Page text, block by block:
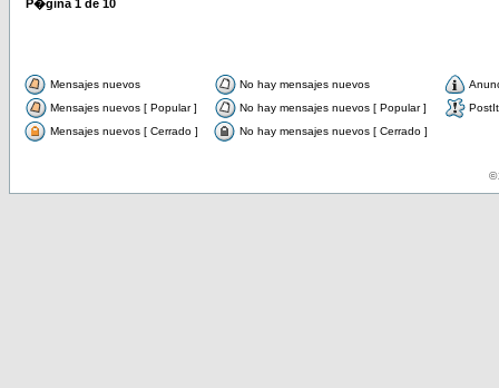
P�gina 1 de 10
Mensajes nuevos No hay mensajes nuevos
Mensajes nuevos [ Popular ]
No hay mensajes nuevos [ Popular ]
PostIt
Mensajes nuevos [ Cerrado ]
No hay mensajes nuevos [ Cerrado ]
©